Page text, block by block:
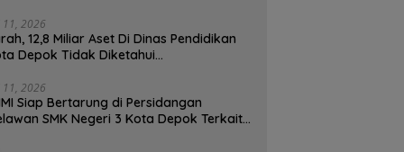
11, 2026
12,8 Miliar Aset Di Dinas Pendidikan
Depok Tidak Diketahui
?
11, 2026
Siap Bertarung di Persidangan
SMK Negeri 3 Kota Depok Terkait